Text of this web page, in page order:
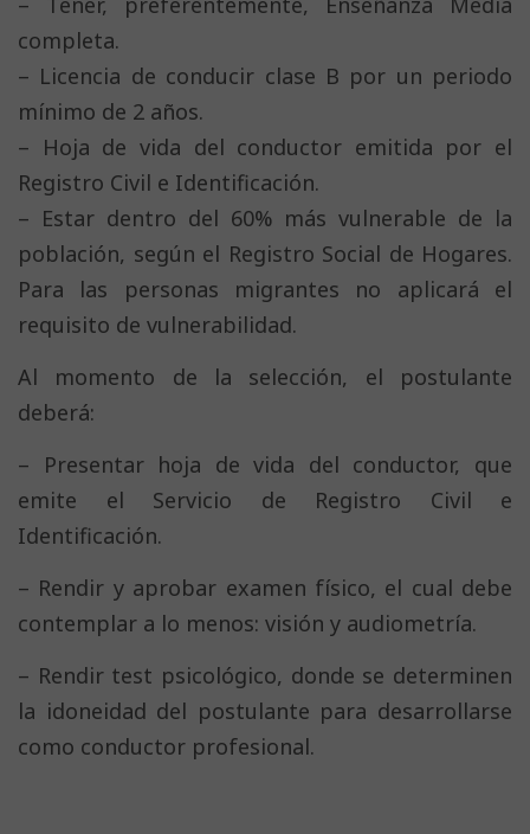
completa.
– Licencia de conducir clase B por un periodo
mínimo de 2 años.
– Hoja de vida del conductor emitida por el
Registro Civil e Identificación.
– Estar dentro del 60% más vulnerable de la
población, según el Registro Social de Hogares.
Para las personas migrantes no aplicará el
requisito de vulnerabilidad.
Al momento de la selección, el postulante
deberá:
– Presentar hoja de vida del conductor, que
emite el Servicio de Registro Civil e
Identificación.
– Rendir y aprobar examen físico, el cual debe
contemplar a lo menos: visión y audiometría.
– Rendir test psicológico, donde se determinen
la idoneidad del postulante para desarrollarse
como conductor profesional.